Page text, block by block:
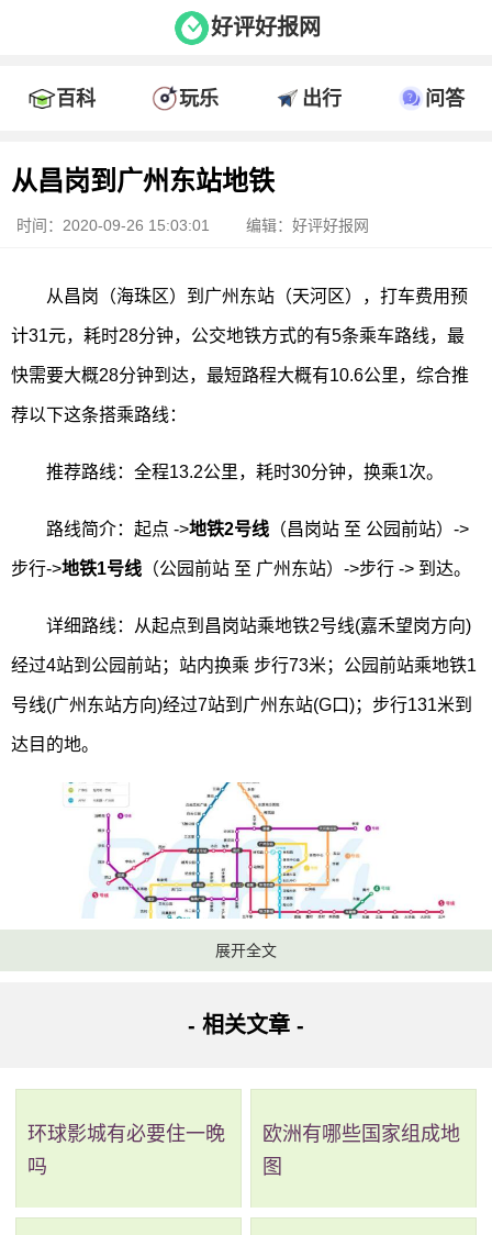
好评好报网
百科 玩乐 出行 问答
从昌岗到广州东站地铁
时间：2020-09-26 15:03:01 编辑：好评好报网
从昌岗（海珠区）到广州东站（天河区），打车费用预
计31元，耗时28分钟，公交地铁方式的有5条乘车路线，最
快需要大概28分钟到达，最短路程大概有10.6公里，综合推
荐以下这条搭乘路线：
推荐路线：全程13.2公里，耗时30分钟，换乘1次。
路线简介：起点 ->地铁2号线 （昌岗站 至 公园前站）->
步行->地铁1号线 （公园前站 至 广州东站）->步行 -> 到达。
详细路线：从起点到昌岗站乘地铁2号线(嘉禾望岗方向)
经过4站到公园前站；站内换乘 步行73米；公园前站乘地铁1
号线(广州东站方向)经过7站到广州东站(G口)；步行131米到
达目的地。
从昌岗到广州东站其它乘车路线：
路线简介：起点 ->地铁8号线（昌岗站 至 客村站）->步
行->地铁3号线 （客村站 至 体育西路站）->步行->
（体育西路站 至 广州东站）->步行 -> 到达。
展开全文
- 相关文章 -
环球影城有必要住一晚
吗
欧洲有哪些国家组成地
图